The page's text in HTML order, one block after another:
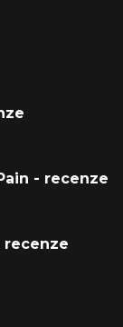
- recenze
recenze